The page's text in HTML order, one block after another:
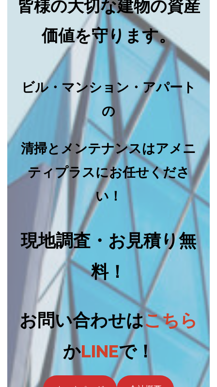
皆様の大切な建物の資産
価値を守ります。
ビル・マンション・アパート
の
清掃とメンテナンスはアメニ
ティプラスにお任せくださ
い！
現地調査・お見積り無
料！
お問い合わせはこちら
かLINEで！